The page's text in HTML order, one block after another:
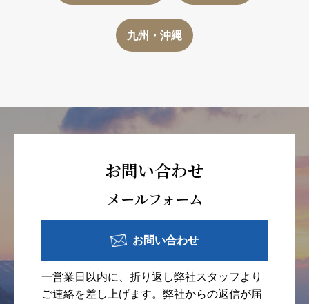
九州・沖縄
お問い合わせ
メールフォーム
お問い合わせ
一営業日以内に、折り返し弊社スタッフより
ご連絡を差し上げます。弊社からの返信が届